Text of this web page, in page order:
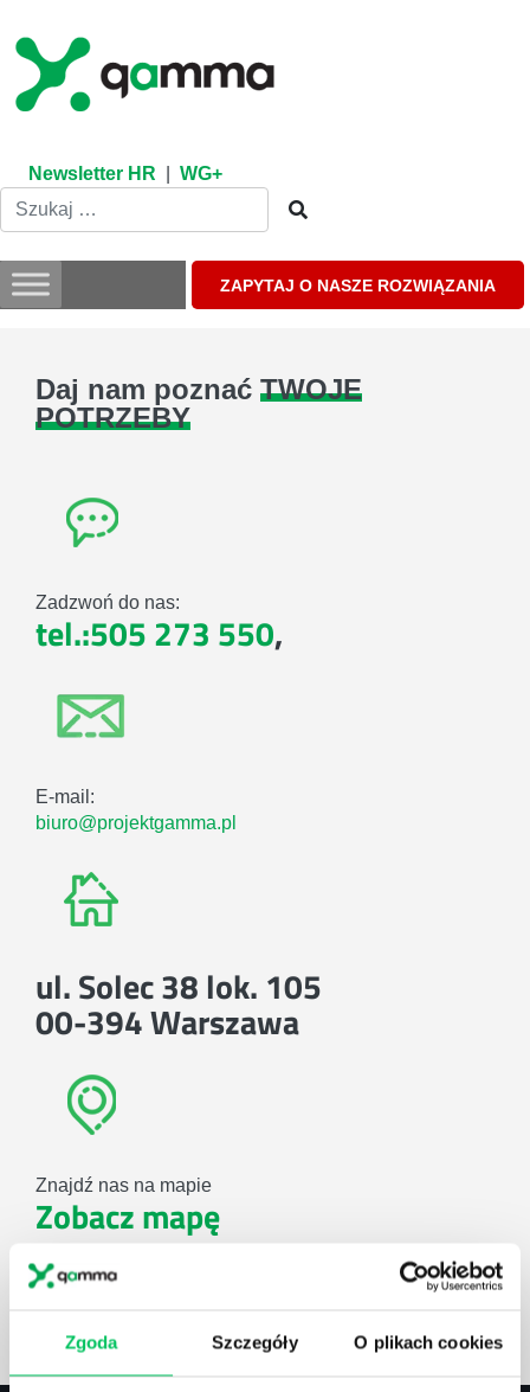
Zgoda Szczegóły O plikach cookies
content
Newsletter HR WG+
ZAPYTAJ O NASZE ROZWIĄZANIA
Daj nam poznać TWOJE
POTRZEBY
Zadzwoń do nas:
tel.:505 273 550,
E-mail:
biuro@projektgamma.pl
ul. Solec 38 lok. 105
00-394 Warszawa
Znajdź nas na mapie
Zobacz mapę
ZAPYTAJ O NASZE ROZWIĄZANIA